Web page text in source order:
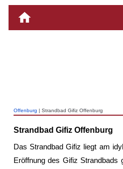
Offenburg | Strandbad Gifiz Offenburg
Strandbad Gifiz Offenburg
Das Strandbad Gifiz liegt am
Eröffnung des Gifiz